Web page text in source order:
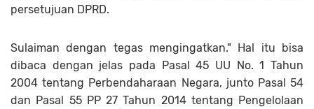
persetujuan DPRD.
Sulaiman dengan tegas mengingatkan." Hal itu bisa
dibaca dengan jelas pada Pasal 45 UU No. 1 Tahun
2004 tentang Perbendaharaan Negara, junto Pasal 54
dan Pasal 55 PP 27 Tahun 2014 tentang Pengelolaan